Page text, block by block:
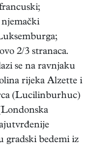
njemački
2/3 stranaca.
se na ravnjaku
rijeka Alzette i
(Lucilinburhuc)
gradski bedemi iz